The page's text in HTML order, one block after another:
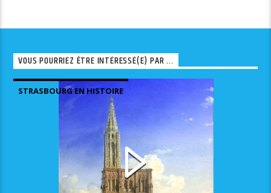
VOUS POURRIEZ ÊTRE INTÉRESSÉ(E) PAR ...
STRASBOURG EN HISTOIRE